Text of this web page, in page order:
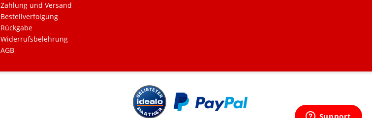
Zahlung und Versand
Bestellverfolgung
Rückgabe
Widerrufsbelehrung
AGB